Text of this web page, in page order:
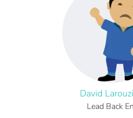
David
Lead Back